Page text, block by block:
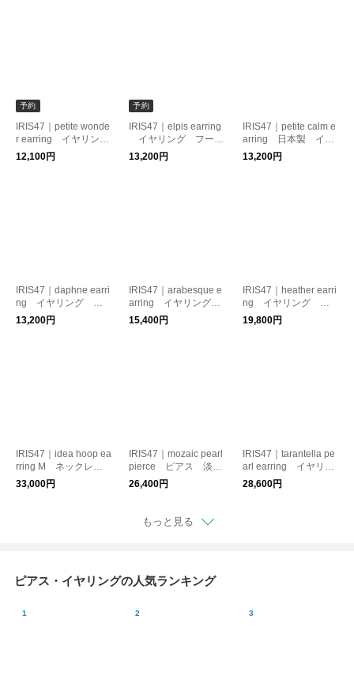
予約
IRIS47｜petite wonde
r earring イヤリン
グ 星モチーフ 痛く
なりにくい
12,100円
予約
IRIS47｜elpis earring
イヤリング フー
プ 痛くなりにくい
13,200円
IRIS47｜petite calm e
arring 日本製 イヤ
リング 痛くなりにく
13,200円
IRIS47｜daphne earri
ng イヤリング フ
ープ 痛くなりにくい
13,200円
IRIS47｜arabesque e
arring イヤリング
痛くなりにくい
15,400円
IRIS47｜heather earri
ng イヤリング パ
ール 痛くなりにくい
19,800円
IRIS47｜idea hoop ea
rring M ネックレ
ス シルバー925 フ
ープモチーフ
33,000円
IRIS47｜mozaic pearl
pierce ピアス 淡水
パール
26,400円
IRIS47｜tarantella pe
arl earring イヤリン
グ パール 天然石
28,600円
もっと見る
ピアス・イヤリングの人気ランキング